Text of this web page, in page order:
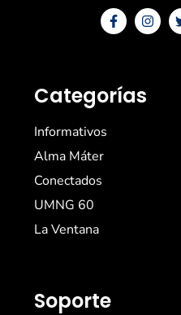
Categorías
Informativos
Alma Máter
Conectados
UMNG 60
La Ventana
Soporte